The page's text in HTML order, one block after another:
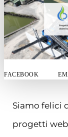
FACEBOOK
Siamo felici
progetti